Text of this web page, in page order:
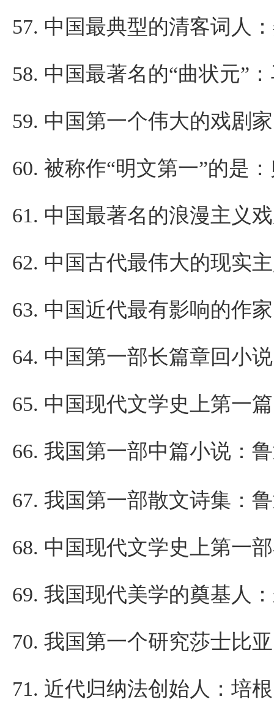
57. 中国最典型的清客词人
58. 中国最著名的“曲状元”
59. 中国第一个伟大的戏剧
60. 被称作“明文第一”的是
61. 中国最著名的浪漫主义
62. 中国古代最伟大的现实
63. 中国近代最有影响的作
64. 中国第一部长篇章回小
65. 中国现代文学史上第一
66. 我国第一部中篇小说：
67. 我国第一部散文诗集：
68. 中国现代文学史上第一
69. 我国现代美学的奠基人
70. 我国第一个研究莎士比
71. 近代归纳法创始人：培根